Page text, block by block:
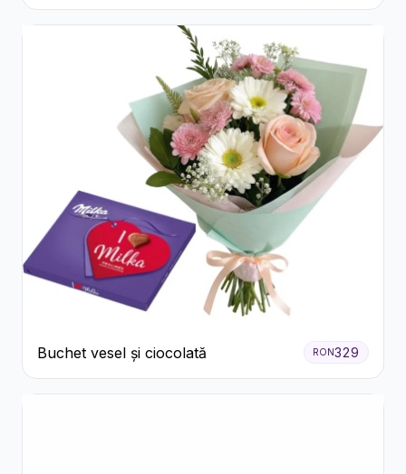
Bomboane Raffaello
Buchet vesel și ciocolată RON329